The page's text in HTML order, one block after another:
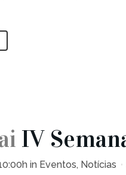
IV
in Eventos, Notícias